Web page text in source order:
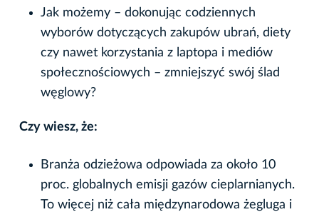
Jak możemy – dokonując codziennych
wyborów dotyczących zakupów ubrań, diety
czy nawet korzystania z laptopa i mediów
społecznościowych – zmniejszyć swój ślad
węglowy?
Czy wiesz, że:
Branża odzieżowa odpowiada za około 10
proc. globalnych emisji gazów cieplarnianych.
To więcej niż cała międzynarodowa żegluga i